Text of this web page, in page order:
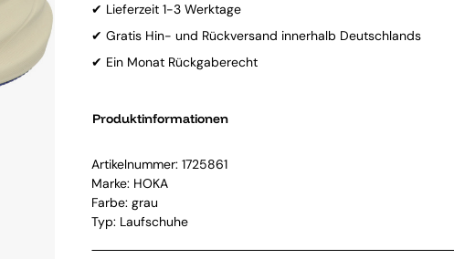
✔ Lieferzeit 1-3 Werktage
✔ Gratis Hin- und Rückversand innerhalb Deutschlands
✔ Ein Monat Rückgaberecht
Produktinformationen
Artikelnummer: 1725861
Marke: HOKA
Farbe: grau
Typ: Laufschuhe